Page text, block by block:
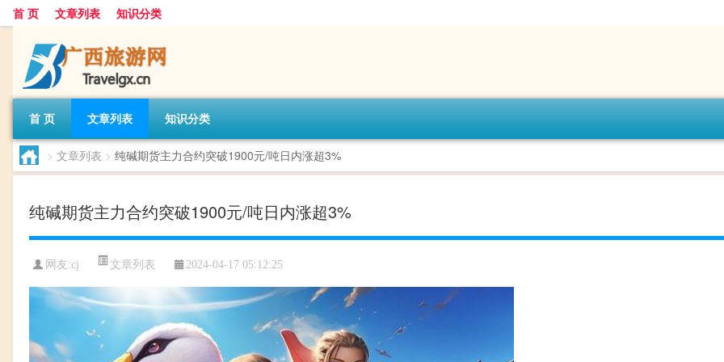
首 页 文章列表 知识分类
首 页 文章列表 知识分类
> 文章列表 > 纯碱期货主力合约突破1900元/吨日内涨超3%
纯碱期货主力合约突破1900元/吨日内涨超3%
网友:cj 文章列表 2024-04-17 05:12:25